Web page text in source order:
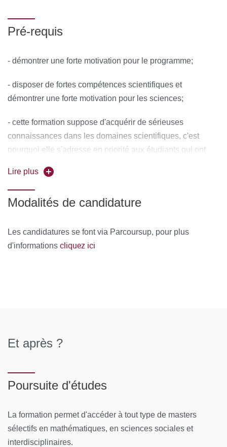
Pré-requis
- démontrer une forte motivation pour le programme;
- disposer de fortes compétences scientifiques et
démontrer une forte motivation pour les sciences;
- cette formation suppose d'acquérir de sérieuses
connaissances dans les domaines scientifiques, c'est
pourquoi elle s'adresse en priorité aux étudiants qui ont
scientifique;
attendus de la licence de sciences -sciences de la vie de
l'université partenaire.
Lire plus
Modalités de candidature
Les candidatures se font via Parcoursup, pour plus
d'informations cliquez ici
Et après ?
Poursuite d'études
La formation permet d'accéder à tout type de masters
sélectifs en mathématiques, en sciences sociales et
interdisciplinaires.